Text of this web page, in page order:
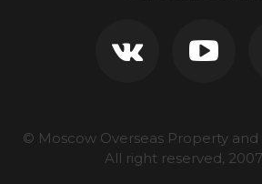
© Moscow Overseas Property
All right reserved,